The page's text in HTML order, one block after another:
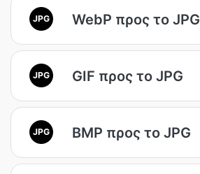
JPG WebP προς το JPG
JPG GIF προς το JPG
JPG BMP προς το JPG